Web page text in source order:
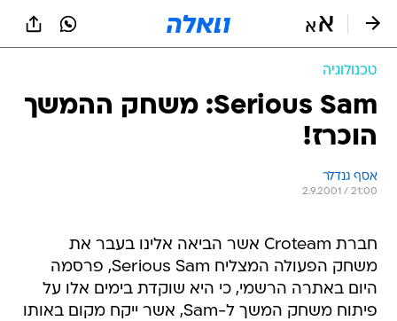
טכנולוגיה
Serious Sam: משחק ההמשך
הוכרז!
אסף גנדלר
2.9.2001 / 21:00
חברת Croteam אשר הביאה אלינו בעבר את
משחק הפעולה המצליח Serious Sam, פרסמה
היום באתרה הרשמי, כי היא שוקדת בימים אלו על
פיתוח משחק המשך ל-Sam, אשר ייקח מקום באותו